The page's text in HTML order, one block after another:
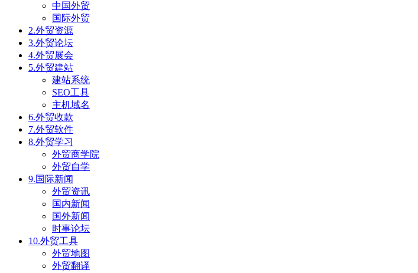
中国外贸
国际外贸
2.外贸资源
3.外贸论坛
4.外贸展会
5.外贸建站
建站系统
SEO工具
主机域名
6.外贸收款
7.外贸软件
8.外贸学习
外贸商学院
外贸自学
9.国际新闻
外贸资讯
国内新闻
国外新闻
时事论坛
10.外贸工具
外贸地图
外贸翻译